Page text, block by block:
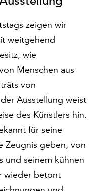
zeigen wir
weitgehend
wie
Menschen aus
von
Ausstellung weist
des Künstlers hin.
für seine
Zeugnis geben, von
und seinem kühnen
wieder betont